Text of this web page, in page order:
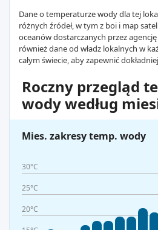
Dane o temperaturze wody dla tej
różnych źródeł, w tym z boi i map
oceanów dostarczanych przez
również dane od władz lokalnych w
całym świecie, aby zapewnić
Roczny przegląd
wody według
Mies. zakresy temp. wody
30°C
25°C
20°C